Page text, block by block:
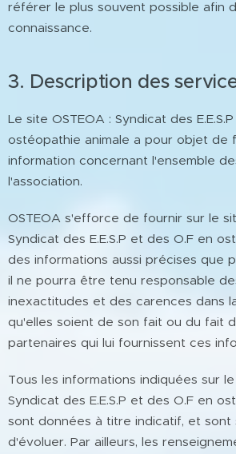
référer le plus souvent possible afin
connaissance.
3. Description des
Le site OSTEOA : Syndicat des
ostéopathie animale a pour objet de
information concernant l'ensemble
l'association.
OSTEOA s'efforce de fournir sur le
Syndicat des E.E.S.P et des O.F en
des informations aussi précises que
il ne pourra être tenu responsable
inexactitudes et des carences dans
qu'elles soient de son fait ou du fait
partenaires qui lui fournissent ces
Tous les informations indiquées sur
Syndicat des E.E.S.P et des O.F en
sont données à titre indicatif, et sont
d'évoluer. Par ailleurs, les